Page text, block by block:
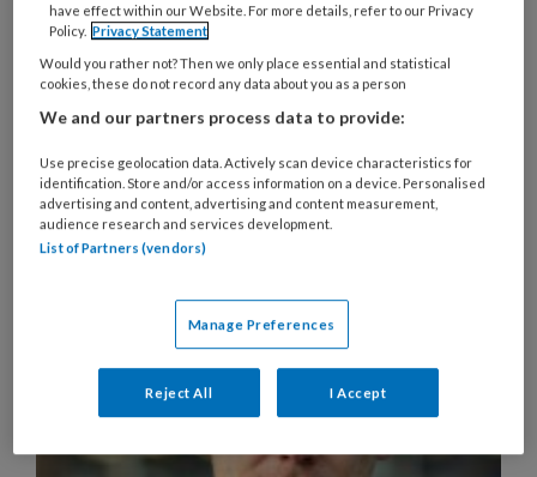
kinderen en jongeren in diverse gemeenten en in
uiteenlopende opvoedsituaties.
16 FEBRUARI 2026 INTERVIEW
ARMOEDE EN
SCHULDEN
have effect within our Website. For more details, refer to our Privacy
Policy. Privacy Statement
Would you rather not? Then we only place essential and statistical
cookies, these do not record any data about you as a person
We and our partners process data to provide:
Use precise geolocation data. Actively scan device characteristics for
identification. Store and/or access information on a device. Personalised
advertising and content, advertising and content measurement,
audience research and services development.
List of Partners (vendors)
Manage Preferences
Reject All I Accept